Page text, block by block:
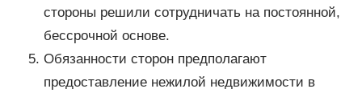
стороны решили сотрудничать на постоянной,
бессрочной основе.
Обязанности сторон предполагают
предоставление нежилой недвижимости в